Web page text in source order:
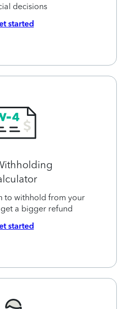
decisions
started
to withhold from your
a bigger refund
started